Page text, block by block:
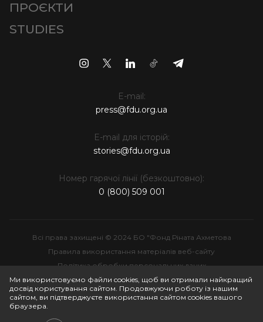
ПРОЄКТИ
STUDIES
E-mail:
press@fdu.org.ua
E-mail для історій:
stories@fdu.org.ua
Номер гарячої лінії (безкоштовно):
0 (800) 509 001
Всі права захищені © 2024 БО "Фонд Ріната Ахметова
Правила використання матеріалів веб-сайту
Політика обробки персональних даних
Інтелектуальна власність
Ми використовуємо файли cookies, щоб ви отримали найкращий
досвід користування сайтом. Продовжуючи роботу із нашим
сайтом, ви підтверджуєте використання сайтом cookies вашого
браузера.